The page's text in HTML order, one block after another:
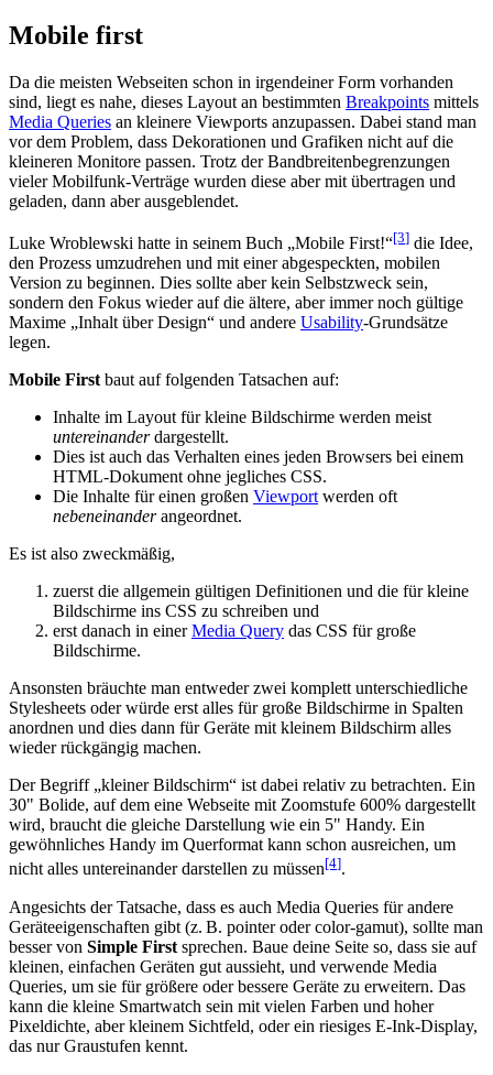
Mobile first
Da die meisten Webseiten schon in irgendeiner Form vorhanden
sind, liegt es nahe, dieses Layout an bestimmten Breakpoints mittels
Media Queries an kleinere Viewports anzupassen. Dabei stand man
vor dem Problem, dass Dekorationen und Grafiken nicht auf die
kleineren Monitore passen. Trotz der Bandbreitenbegrenzungen
vieler Mobilfunk-Verträge wurden diese aber mit übertragen und
geladen, dann aber ausgeblendet.
Luke Wroblewski hatte in seinem Buch „Mobile First!“[3] die Idee,
den Prozess umzudrehen und mit einer abgespeckten, mobilen
Version zu beginnen. Dies sollte aber kein Selbstzweck sein,
sondern den Fokus wieder auf die ältere, aber immer noch gültige
Maxime „Inhalt über Design“ und andere Usability-Grundsätze
legen.
Mobile Firstbaut auf folgenden Tatsachen auf:
Inhalte im Layout für kleine Bildschirme werden meist
untereinanderdargestellt.
Dies ist auch das Verhalten eines jeden Browsers bei einem
HTML-Dokument ohne jegliches CSS.
Die Inhalte für einen großen Viewportwerden oft
nebeneinanderangeordnet.
Es ist also zweckmäßig,
zuerst die allgemein gültigen Definitionen und die für kleine
Bildschirme ins CSS zu schreiben und
erst danach in einerMedia Query das CSS für große
Bildschirme.
Ansonsten bräuchte man entweder zwei komplett unterschiedliche
Stylesheets oder würde erst alles für große Bildschirme in Spalten
anordnen und dies dann für Geräte mit kleinem Bildschirm alles
wieder rückgängig machen.
Der Begriff „kleiner Bildschirm“ ist dabei relativ zu betrachten. Ein
30" Bolide, auf dem eine Webseite mit Zoomstufe 600% dargestellt
wird, braucht die gleiche Darstellung wie ein 5" Handy. Ein
gewöhnliches Handy im Querformat kann schon ausreichen, um
nicht alles untereinander darstellen zu müssen[4].
Angesichts der Tatsache, dass es auch Media Queries für andere
Geräteeigenschaften gibt (z. B. pointer oder color-gamut), sollte man
besser von Simple First sprechen. Baue deine Seite so, dass sie auf
kleinen, einfachen Geräten gut aussieht, und verwende Media
Queries, um sie für größere oder bessere Geräte zu erweitern. Das
kann die kleine Smartwatch sein mit vielen Farben und hoher
Pixeldichte, aber kleinem Sichtfeld, oder ein riesiges E-Ink-Display,
das nur Graustufen kennt.